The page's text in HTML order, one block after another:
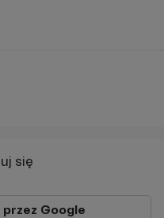
się
Google